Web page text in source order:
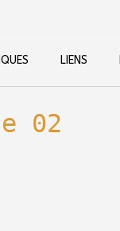
LIENS
02